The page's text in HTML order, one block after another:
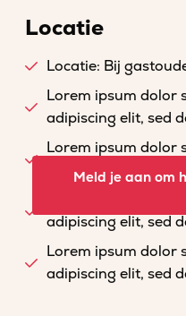
Locatie
Locatie: Bij
Lorem ipsum dolor
adipiscing elit, sed
Lorem ipsum dolor
adipiscing elit, sed
Lorem ipsum dolor
adipiscing elit, sed
Lorem ipsum dolor
adipiscing elit, sed
Meld je aan om